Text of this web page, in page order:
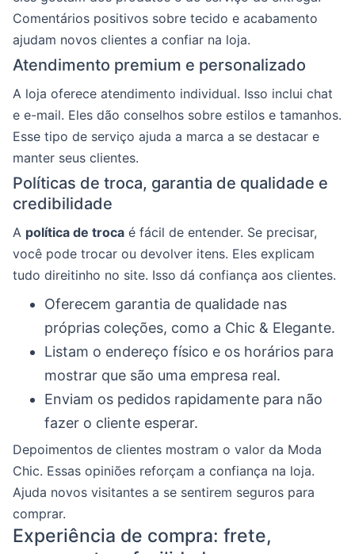
Comentários positivos sobre tecido e acabamento
ajudam novos clientes a confiar na loja.
Atendimento premium e personalizado
A loja oferece atendimento individual. Isso inclui chat
e e-mail. Eles dão conselhos sobre estilos e tamanhos.
Esse tipo de serviço ajuda a marca a se destacar e
manter seus clientes.
Políticas de troca, garantia de qualidade e
credibilidade
A política de troca é fácil de entender. Se precisar,
você pode trocar ou devolver itens. Eles explicam
tudo direitinho no site. Isso dá confiança aos clientes.
Oferecem garantia de qualidade nas
próprias coleções, como a Chic & Elegante.
Listam o endereço físico e os horários para
mostrar que são uma empresa real.
Enviam os pedidos rapidamente para não
fazer o cliente esperar.
Depoimentos de clientes mostram o valor da Moda
Chic. Essas opiniões reforçam a confiança na loja.
Ajuda novos visitantes a se sentirem seguros para
comprar.
Experiência de compra: frete,